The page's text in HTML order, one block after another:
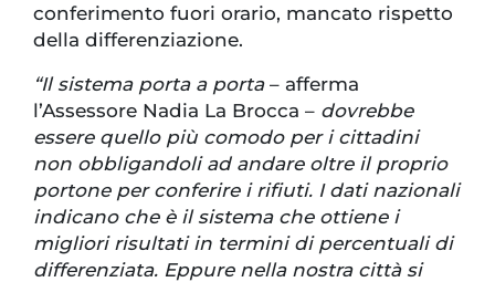
conferimento fuori orario, mancato rispetto
della differenziazione.
“Il sistema porta a porta – afferma
l’Assessore Nadia La Brocca – dovrebbe
essere quello più comodo per i cittadini
non obbligandoli ad andare oltre il proprio
portone per conferire i rifiuti. I dati nazionali
indicano che è il sistema che ottiene i
migliori risultati in termini di percentuali di
differenziata. Eppure nella nostra città si